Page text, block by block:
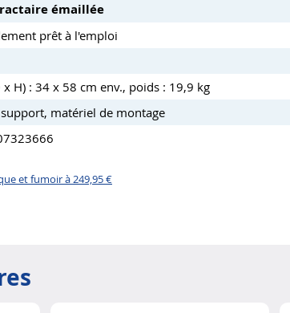
émaillée
prêt à l'emploi
H) : 34 x 58 cm env., poids : 19,9 kg
matériel de montage
et fumoir à 249,95 €